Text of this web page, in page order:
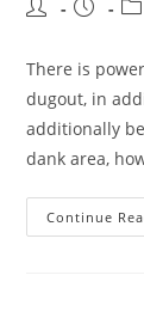
Post
Post
There is
dugout, in
additionally
dank area,
Continue